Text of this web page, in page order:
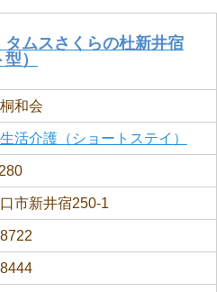
ムスさくらの杜新井宿
）
和会
活介護（ショートステイ）
市新井宿250-1